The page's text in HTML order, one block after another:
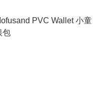
PVC Wallet 小童
包